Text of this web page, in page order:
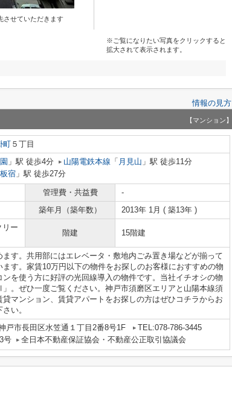
させていただきます
※ご覧になりたい写真をクリックすると
拡大されて表示されます。
情報の見方
【マンション】
町 ５丁目
」駅 徒歩4分 山陽電鉄本線 「 月見山 」駅 徒歩11分
板宿 」駅 徒歩27分
管理費・共益費
-
築年月（築年数） 2013年 1月 ( 築13年 )
リー
階建 15階建
す。共用部にはエレベータ・敷地内ごみ置き場などが揃って
す。家賃10万円以下の物件をお探しのお客様におすすめの物
を使う方に好評の光回線導入の物件です。当社イチオシの物
。ぜひ一度ご覧ください。神戸市須磨区エリアと山陽本線須
マンション、賃貸アパートをお探しの方はぜひコチラからお
い。
戸市長田区水笠通１丁目2番8号1F
TEL:078-786-3445
号
全日本不動産保証協会・不動産公正取引協議会